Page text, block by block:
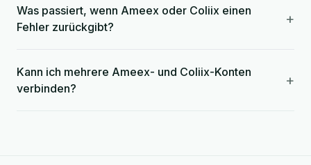
Was passiert, wenn Ameex oder Coliix einen
Fehler zurückgibt?
+
Kann ich mehrere Ameex- und Coliix-Konten
verbinden?
+